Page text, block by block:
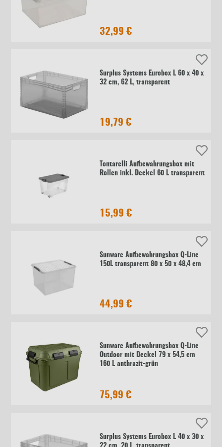
32,99 €
Surplus Systems Eurobox L 60 x 40 x
32 cm, 62 L, transparent
19,79 €
Tontarelli Aufbewahrungsbox mit
Rollen inkl. Deckel 60 L transparent
15,99 €
Sunware Aufbewahrungsbox Q-Line
150L transparent 80 x 50 x 48,4 cm
44,99 €
Sunware Aufbewahrungsbox Q-Line
Outdoor mit Deckel 79 x 54,5 cm
160 L anthrazit-grün
75,99 €
Surplus Systems Eurobox L 40 x 30 x